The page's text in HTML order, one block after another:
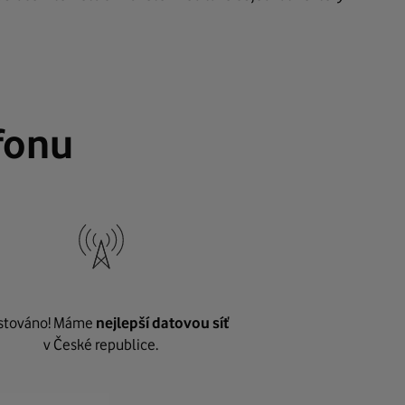
Máme nejlepší datovou síť
v České republice.